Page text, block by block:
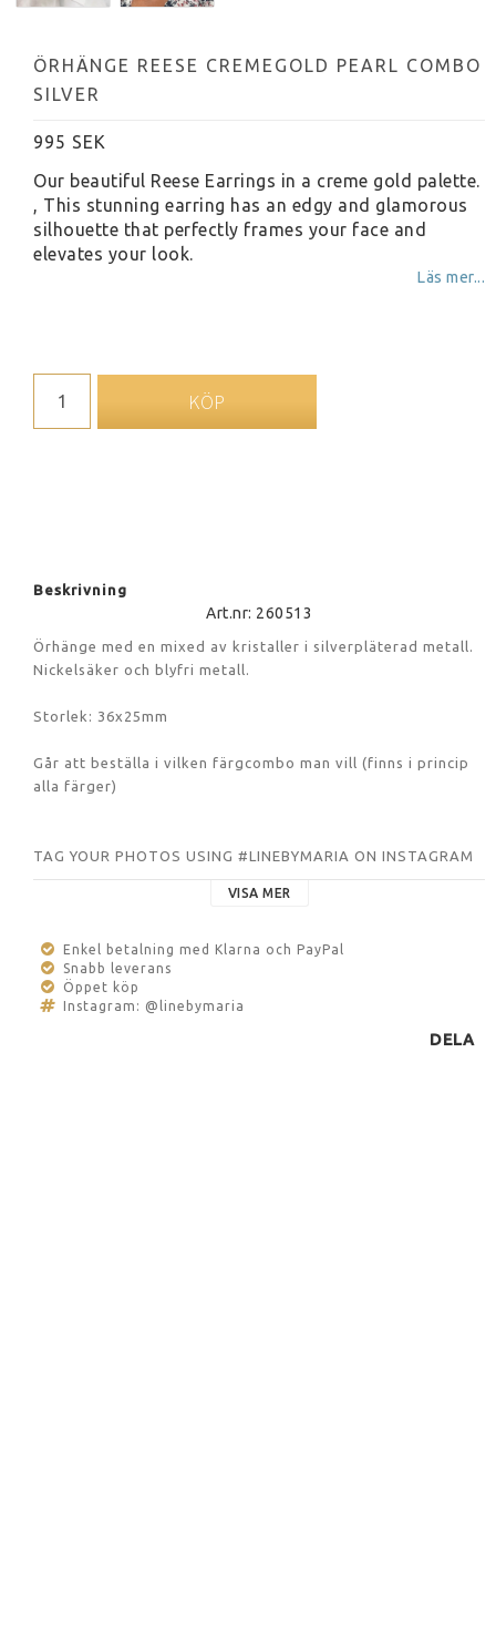
ÖRHÄNGE REESE CREMEGOLD PEARL COMBO
SILVER
995 SEK
Our beautiful Reese Earrings in a creme gold palette.
, This stunning earring has an edgy and glamorous
silhouette that perfectly frames your face and
elevates your look.
Läs mer...
KÖP
Beskrivning
Art.nr: 260513
Örhänge med en mixed av kristaller i silverpläterad metall.
Nickelsäker och blyfri metall.
Storlek: 36x25mm
Går att beställa i vilken färgcombo man vill (finns i princip
alla färger)
TAG YOUR PHOTOS USING #LINEBYMARIA ON INSTAGRAM
VISA MER
Enkel betalning med Klarna och PayPal
Snabb leverans
Öppet köp
Instagram: @linebymaria
DELA